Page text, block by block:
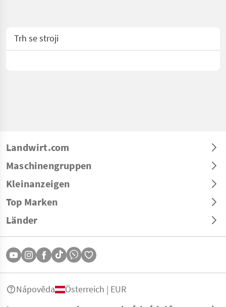
Trh se stroji
Landwirt.com
Maschinengruppen
Kleinanzeigen
Top Marken
Länder
Nápověda Österreich | EUR